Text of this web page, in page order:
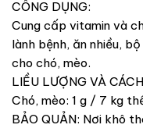
CÔNG DỤNG:
Cung cấp vitamin và
lành bệnh, ăn nhiều,
cho chó, mèo.
LIỀU LƯỢNG VÀ
Chó, mèo: 1 g / 7 kg
BẢO QUẢN: Nơi khô